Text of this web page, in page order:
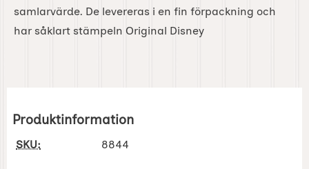
samlarvärde. De levereras i en fin förpackning och
har såklart stämpeln Original Disney
Produktinformation
SKU: 8844